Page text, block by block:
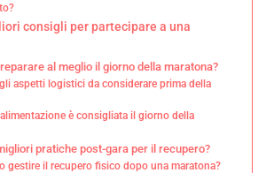
consigli per partecipare a una
al meglio il giorno della maratona?
aspetti logistici da considerare prima della
è consigliata il giorno della
pratiche post-gara per il recupero?
gestire il recupero fisico dopo una maratona?